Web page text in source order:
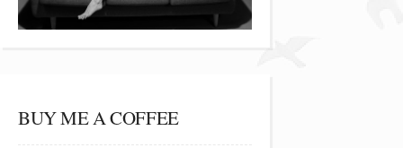
BUY ME A COFFEE